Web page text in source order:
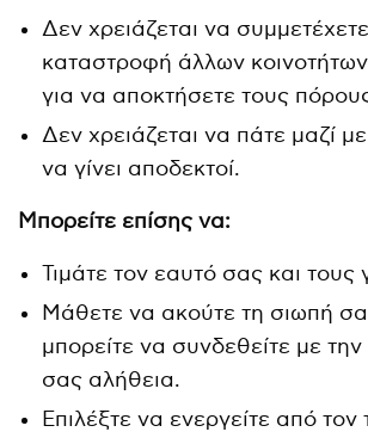
Δεν χρειάζεται να
καταστροφή άλλων
για να αποκτήσετε τους
Δεν χρειάζεται να πάτε μαζί
να γίνει αποδεκτοί.
Μπορείτε επίσης να:
Τιμάτε τον εαυτό σας και
Μάθετε να ακούτε τη σιωπή
μπορείτε να συνδεθείτε με
σας αλήθεια.
Επιλέξτε να ενεργείτε από τον